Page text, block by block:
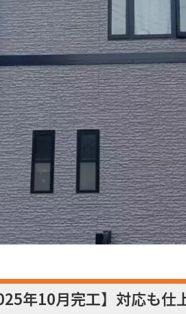
年10月完工】対応も